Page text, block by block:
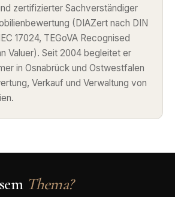
zertifizierter Sachverständiger
(DIAZert nach DIN
17024, TEGoVA Recognised
Valuer). Seit 2004 begleitet er
in Osnabrück und Ostwestfalen
Verkauf und Verwaltung von
Thema?